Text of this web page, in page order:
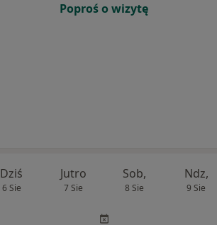
Poproś o wizytę
Dziś
6 Sie
Jutro
7 Sie
Sob,
8 Sie
Ndz,
9 Sie